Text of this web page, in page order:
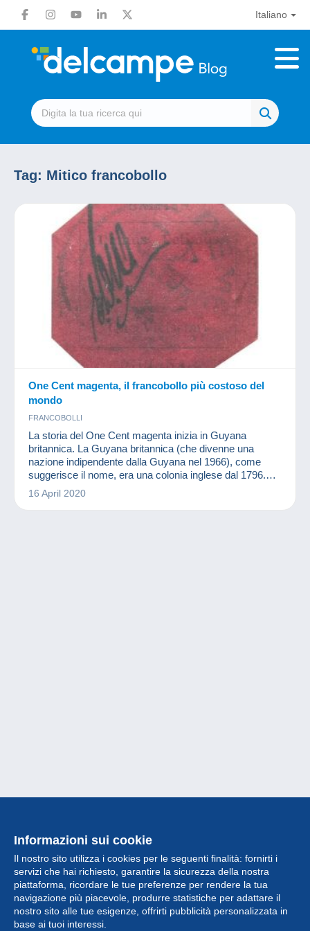
Italiano
Tag: Mitico francobollo
One Cent magenta, il francobollo più costoso del
mondo
FRANCOBOLLI
La storia del One Cent magenta inizia in Guyana
britannica. La Guyana britannica (che divenne una
nazione indipendente dalla Guyana nel 1966), come
suggerisce il nome, era una colonia inglese dal 1796.
Questo territorio è l'unico Stato del Commonwealth in
Sud America.
16 April 2020
Informazioni sui cookie
Il nostro sito utilizza i cookies per le seguenti finalità: fornirti i
servizi che hai richiesto, garantire la sicurezza della nostra
piattaforma, ricordare le tue preferenze per rendere la tua
navigazione più piacevole, produrre statistiche per adattare il
nostro sito alle tue esigenze, offrirti pubblicità personalizzata in
base ai tuoi interessi.
Collezione